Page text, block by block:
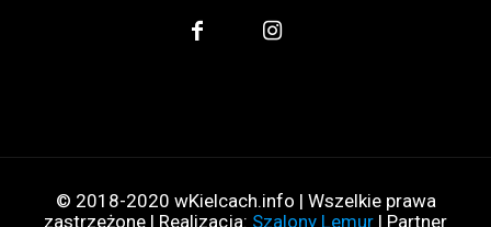
© 2018-2020 wKielcach.info | Wszelkie prawa
zastrzeżone | Realizacja: Szalony Lemur | Partner